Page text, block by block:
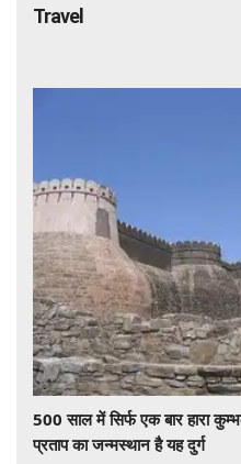
Travel
500 साल में सिर्फ एक बार हारा
प्रताप का जन्मस्थान है यह दुर्ग